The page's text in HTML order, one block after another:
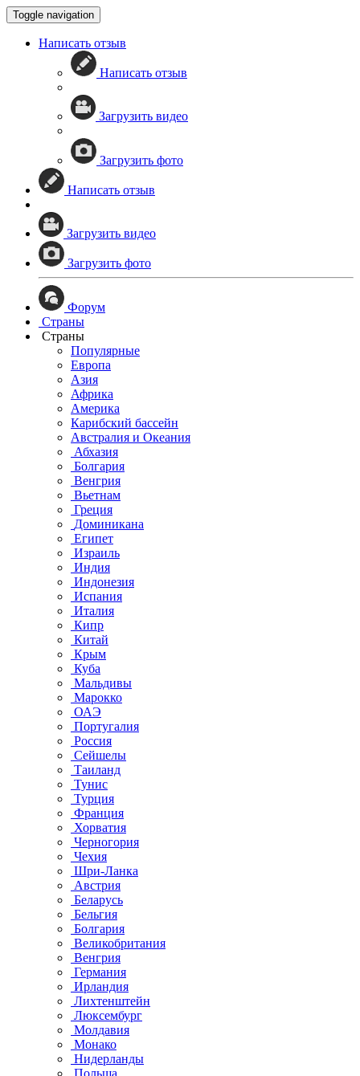
Toggle navigation
Написать отзыв
Написать отзыв
Загрузить видео
Загрузить фото
Написать отзыв
Загрузить видео
Загрузить фото
Форум
Страны
Страны
Популярные
Европа
Азия
Африка
Америка
Карибский бассейн
Австралия и Океания
Абхазия
Болгария
Венгрия
Вьетнам
Греция
Доминикана
Египет
Израиль
Индия
Индонезия
Испания
Италия
Кипр
Китай
Крым
Куба
Мальдивы
Марокко
ОАЭ
Португалия
Россия
Сейшелы
Таиланд
Тунис
Турция
Франция
Хорватия
Черногория
Чехия
Шри-Ланка
Австрия
Беларусь
Бельгия
Болгария
Великобритания
Венгрия
Германия
Ирландия
Лихтенштейн
Люксембург
Молдавия
Монако
Нидерланды
Польша